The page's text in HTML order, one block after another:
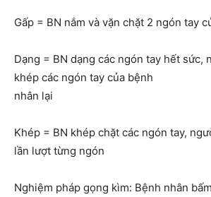
Gấp = BN nắm và vặn chặt 2 ngón tay
Dạng = BN dạng các ngón tay hết sức,
khép các ngón tay của bệnh
nhân lại
Khép = BN khép chặt các ngón tay,
lần lượt từng ngón
Nghiệm pháp gọng kìm: Bệnh nhân